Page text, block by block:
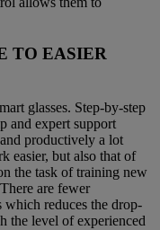
TO EASIER
glasses. Step-by-step
and expert support
productively a lot
easier, but also that of
the task of training new
are fewer
which reduces the drop-
the level of experienced